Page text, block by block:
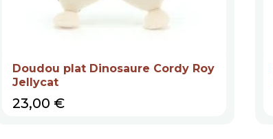
Doudou plat Dinosaure Cordy Roy
Jellycat
Prix
23,00 €